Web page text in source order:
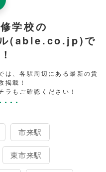
学校の
ル(able.co.jp)で
は、各駅周辺にある最新の賃
掲載！
ラもご確認ください！
市来駅
東市来駅